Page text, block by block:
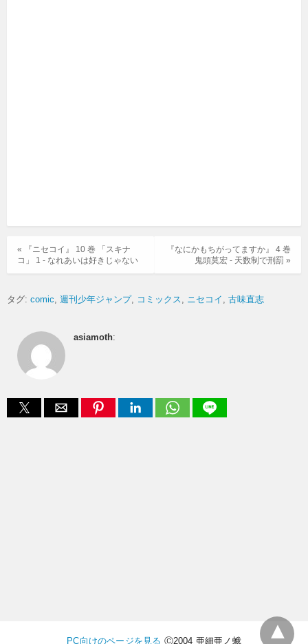
『なにかもちがってますか』 4 巻
鬼頭莫宏 - 天数制で刑罰 »
« 『ニセコイ』 10 巻 「スキナ
コ」 1 - なれあいは好きじゃない
タグ: comic 週刊少年ジャンプ コミックス ニセコイ 古味直志
asiamoth:
PC向けのページを見る Ⓒ2004 亜細亜ノ蛾